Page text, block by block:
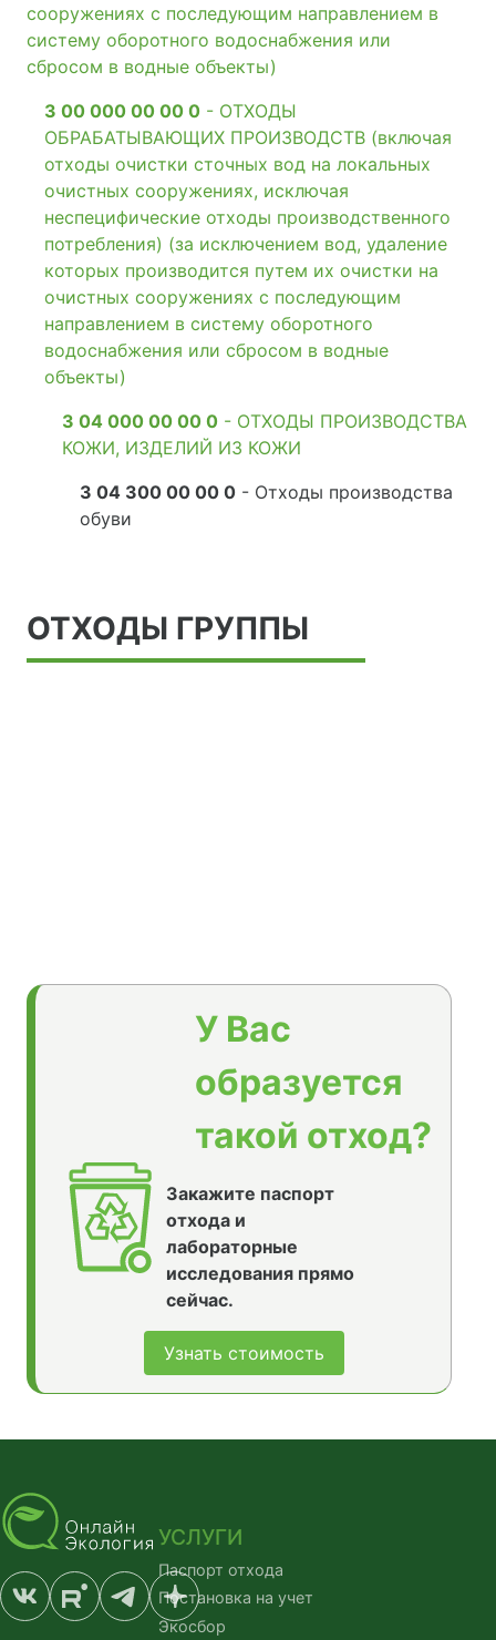
сооружениях с последующим направлением в
систему оборотного водоснабжения или
сбросом в водные объекты)
3 00 000 00 00 0 - ОТХОДЫ
ОБРАБАТЫВАЮЩИХ ПРОИЗВОДСТВ (включая
отходы очистки сточных вод на локальных
очистных сооружениях, исключая
неспецифические отходы производственного
потребления) (за исключением вод, удаление
которых производится путем их очистки на
очистных сооружениях с последующим
направлением в систему оборотного
водоснабжения или сбросом в водные
объекты)
3 04 000 00 00 0 - ОТХОДЫ ПРОИЗВОДСТВА
КОЖИ, ИЗДЕЛИЙ ИЗ КОЖИ
3 04 300 00 00 0 - Отходы производства
обуви
ОТХОДЫ ГРУППЫ
У Вас
образуется
такой отход?
Закажите паспорт
отхода и
лабораторные
исследования прямо
сейчас.
Узнать стоимость
УСЛУГИ
Паспорт отхода
Постановка на учет
Экосбор